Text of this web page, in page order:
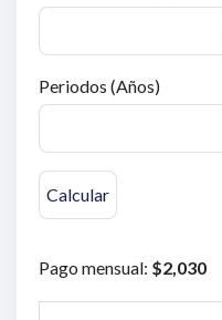
Periodos (Años)
Pago mensual: $2,030